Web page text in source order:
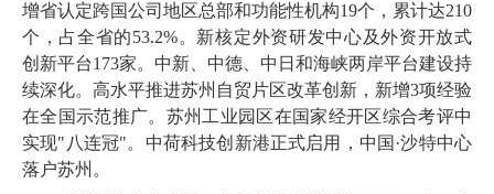
增省认定跨国公司地区总部和功能性机构19个，累计达210
个，占全省的53.2%。新核定外资研发中心及外资开放式
创新平台173家。中新、中德、中日和海峡两岸平台建设持
续深化。高水平推进苏州自贸片区改革创新，新增3项经验
在全国示范推广。苏州工业园区在国家经开区综合考评中
实现"八连冠"。中荷科技创新港正式启用，中国·沙特中心
落户苏州。